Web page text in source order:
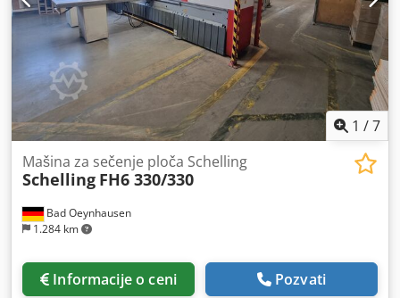
1 /7
Bad Oeynhausen
1.284 km
Mašina za sečenje ploča Schelling
Schelling FH6 330/330
Informacije o ceni Pozvati